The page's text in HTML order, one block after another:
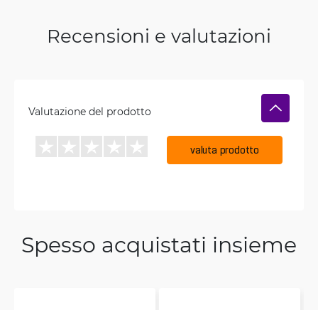
Recensioni e valutazioni
Valutazione del prodotto
valuta prodotto
Spesso acquistati insieme